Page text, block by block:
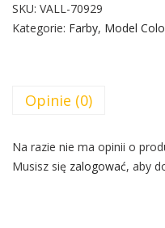
SKU: VALL-70929
Kategorie: Farby, Model
Opinie (0)
Na razie nie ma opinii o
Musisz się zalogować, aby